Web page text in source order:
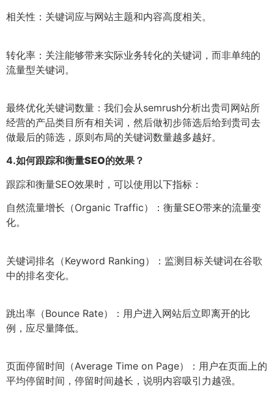
相关性：关键词应与网站主题和内容高度相关。
转化率：关注能够带来实际业务转化的关键词，而非单纯的
流量型关键词。
最终优化关键词数量：我们会从semrush分析出贵司网站所
经营的产品类目所有相关词，然后做初步筛选后给到贵司去
做最后的筛选，原则布局的关键词数量越多越好。
4.如何跟踪和衡量SEO的效果？
跟踪和衡量SEO效果时，可以使用以下指标：
自然流量增长（Organic Traffic）：衡量SEO带来的流量变
化。
关键词排名（Keyword Ranking）：监测目标关键词在谷歌
中的排名变化。
跳出率（Bounce Rate）：用户进入网站后立即离开的比
例，应尽量降低。
页面停留时间（Average Time on Page）：用户在页面上的
平均停留时间，停留时间越长，说明内容吸引力越强。